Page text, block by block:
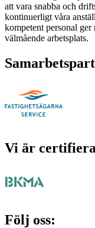
att vara snabba och
kontinuerligt våra
kompetent personal
välmående arbetsplats.
Vi är
Följ oss: